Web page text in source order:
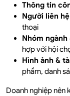
Thông tin
Người liên
thoại
Nhóm ngành
hợp với hội
Hình ảnh &
phẩm, danh
Doanh nghiệp nên